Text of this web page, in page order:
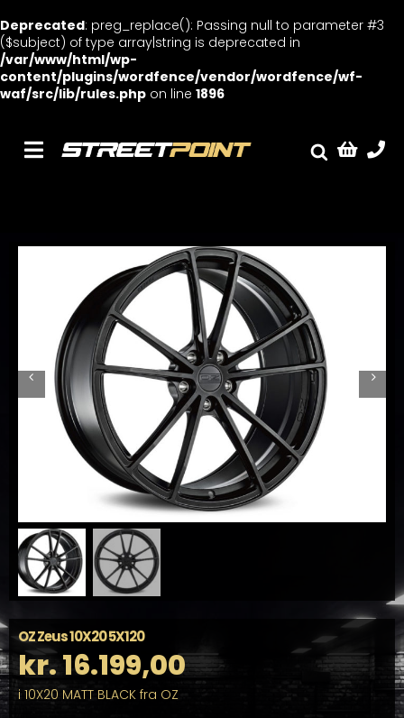
Deprecated: preg_replace(): Passing null to parameter #3
($subject) of type array|string is deprecated in
/var/www/html/wp-
content/plugins/wordfence/vendor/wordfence/wf-
waf/src/lib/rules.php on line 1896
content
Toggle
Streetcars
Tuning
Ventilrens
Værksted
OZ Zeus 10X20 5X120
kr.16.199,00
i 10X20 MATT BLACK fra OZ